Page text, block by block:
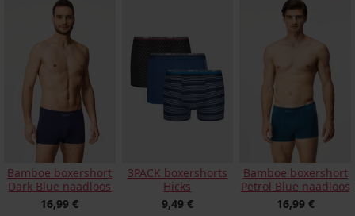
Bamboe boxershort
Dark Blue naadloos
16,99 €
3PACK boxershorts
Hicks
9,49 €
Bamboe boxershort
Petrol Blue naadloos
16,99 €